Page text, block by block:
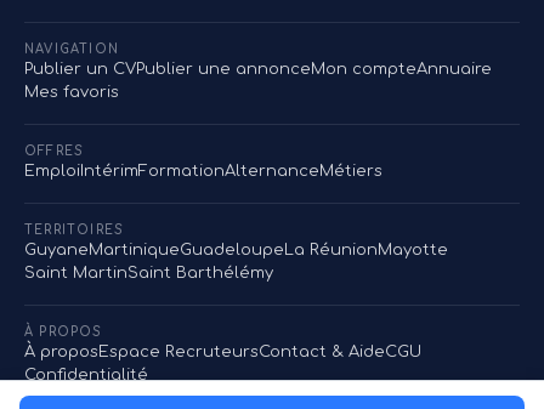
NAVIGATION
Publier un CVPublier une annonceMon compteAnnuaire
Mes favoris
OFFRES
EmploiIntérimFormationAlternanceMétiers
TERRITOIRES
GuyaneMartiniqueGuadeloupe La RéunionMayotte
Saint MartinSaint Barthélémy
À PROPOS
À propos Espace RecruteursContact & AideCGU
Confidentialité